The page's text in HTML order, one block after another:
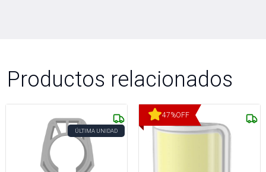
Productos relacionados
ÚLTIMA UNIDAD
47%OFF